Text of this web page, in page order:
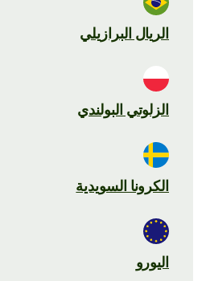
الريال البرازيلي
الزلوتي البولندي
الكرونا السويدية
اليورو